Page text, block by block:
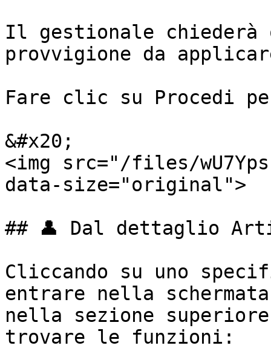
Il gestionale
provvigione da
Fare clic su Procedi
&#x20;
<img src="/files/
data-size="original">
## 👤 Dal dettaglio
Cliccando su uno
entrare nella
nella sezione
trovare le funzioni: